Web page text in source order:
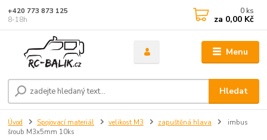
Menu
Hledat
+420 773 873 125
8-18h
0 ks
za 0,00 Kč
Úvod Spojovací materiál velikost M3 zapuštěná hlava
imbus
šroub M3x5mm 10ks